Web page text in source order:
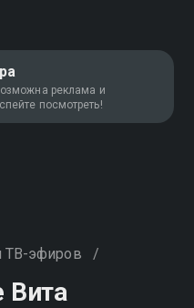
реклама и
посмотреть!
ТВ-эфиров /
Вита